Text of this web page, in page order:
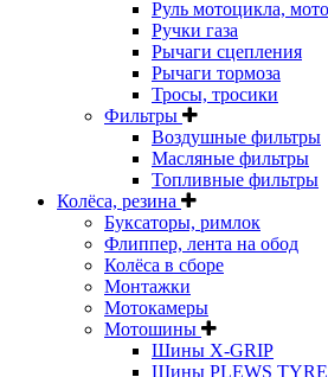
Руль мотоцикла,
Ручки газа
Рычаги сцепления
Рычаги тормоза
Тросы, тросики
Фильтры
Воздушные фильтры
Масляные фильтры
Топливные фильтры
Колёса, резина
Буксаторы, римлок
Флиппер, лента на обод
Колёса в сборе
Монтажки
Мотокамеры
Мотошины
Шины X-GRIP
Шины PLEWS